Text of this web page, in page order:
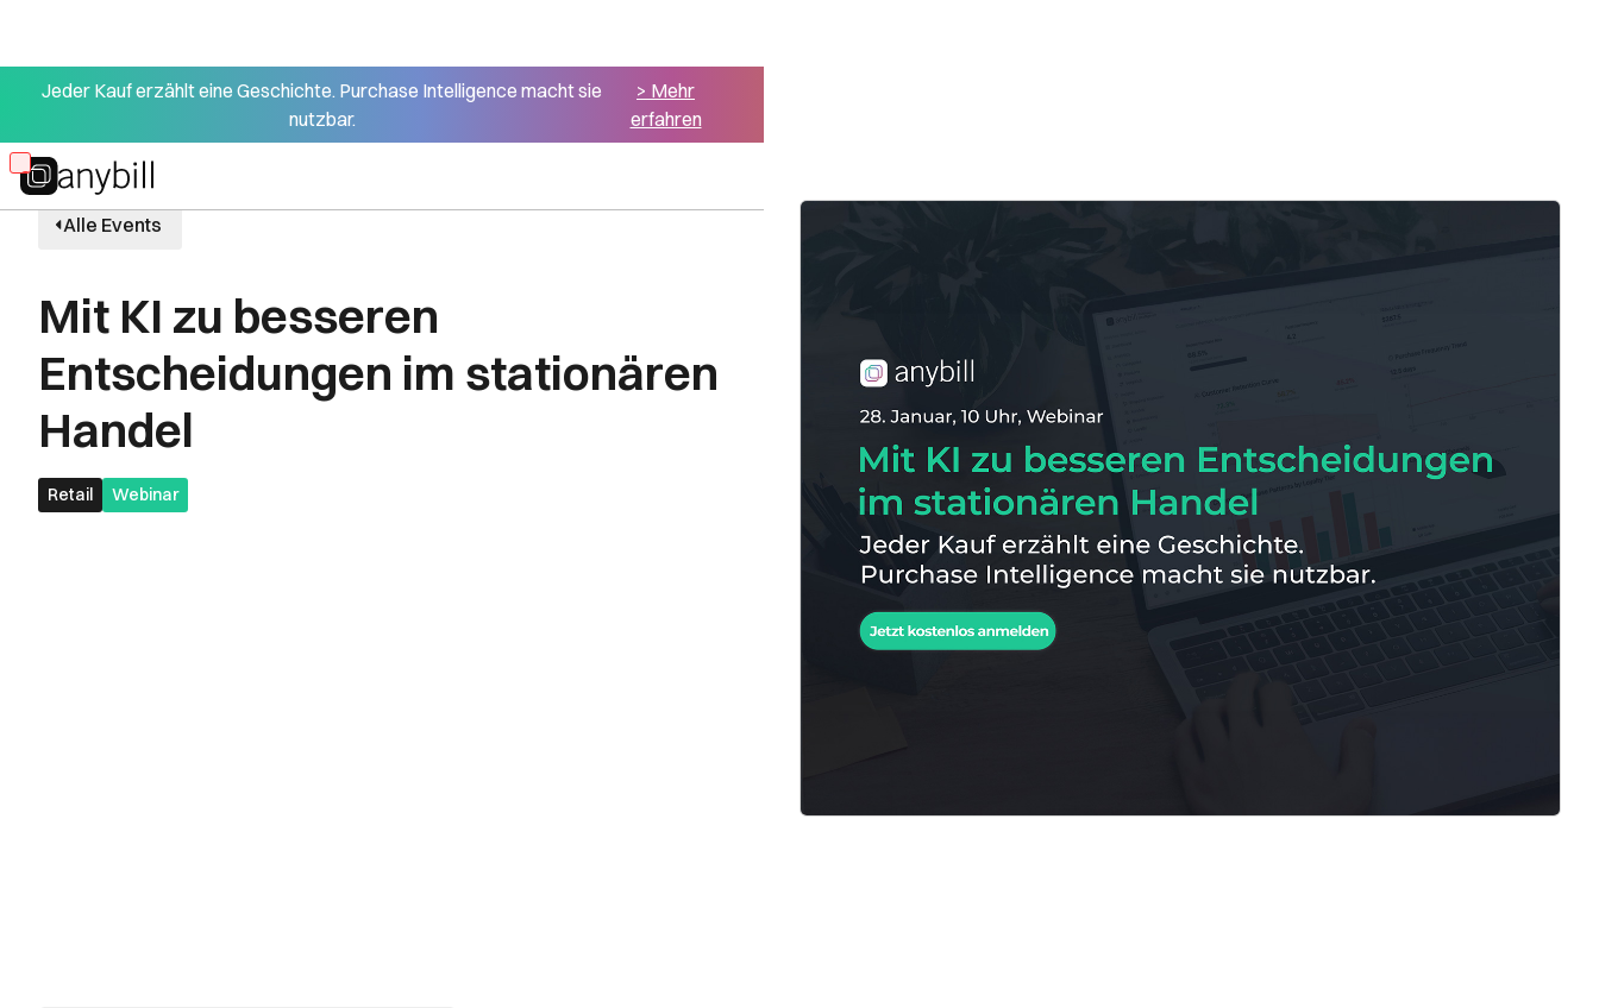
Jeder Kauf erzählt eine Geschichte. Purchase Intelligence macht sie
nutzbar.
> Mehr
erfahren
Skip
to
mainAlle Events
Mit KI zu besseren
Entscheidungen im stationären
Handel
Retail Webinar